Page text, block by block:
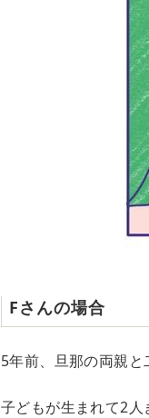
Fさんの場合
5年前、旦那の両親と
子どもが生まれて2